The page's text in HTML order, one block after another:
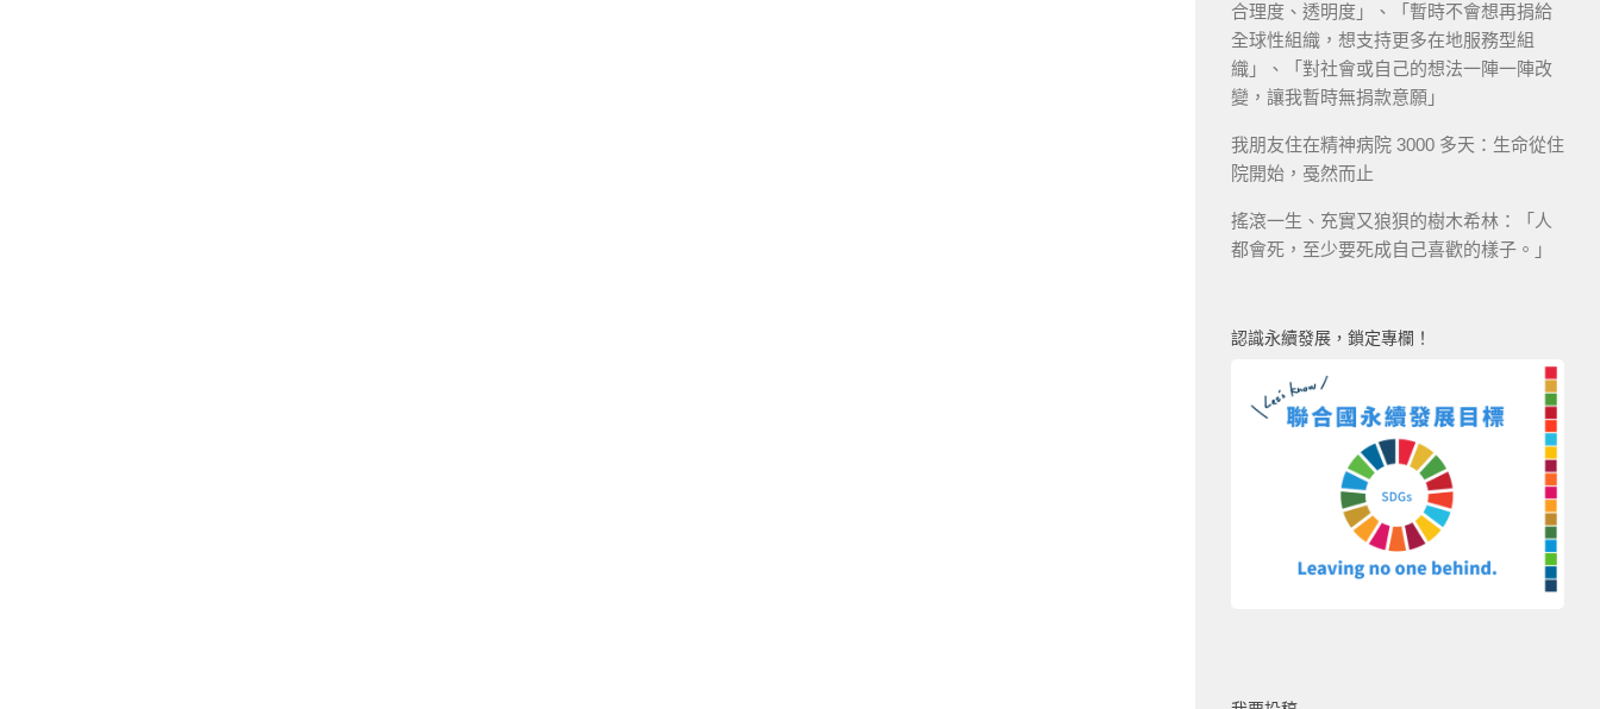
合理度、透明度」、「暫時不會想再捐給
全球性組織，想支持更多在地服務型組
織」、「對社會或自己的想法一陣一陣改
變，讓我暫時無捐款意願」
我朋友住在精神病院 3000 多天：生命從住
院開始，戞然而止
搖滾一生、充實又狼狽的樹木希林：「人
都會死，至少要死成自己喜歡的樣子。」
認識永續發展，鎖定專欄！